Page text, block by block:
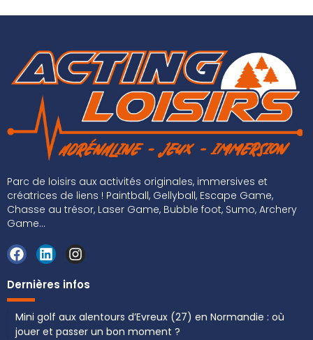
Parc de loisirs aux activités originales, immersives et
créatrices de liens ! Paintball, Gellyball, Escape Game,
Chasse au trésor, Laser Game, Bubble foot, Sumo, Archery
Game...
Dernières infos
Mini golf aux alentours d’Evreux (27) en Normandie : où
jouer et passer un bon moment ?